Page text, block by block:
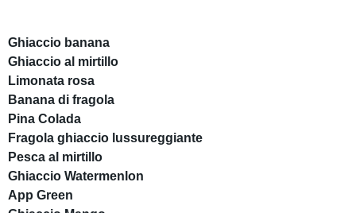
Ghiaccio banana
Ghiaccio al mirtillo
Limonata rosa
Banana di fragola
Pina Colada
Fragola ghiaccio lussureggiante
Pesca al mirtillo
Ghiaccio Watermenlon
App Green